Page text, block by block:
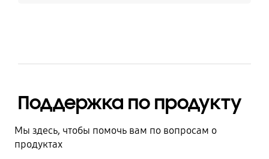
Поддержка по продукту
Мы здесь, чтобы помочь вам по вопросам о
продуктах